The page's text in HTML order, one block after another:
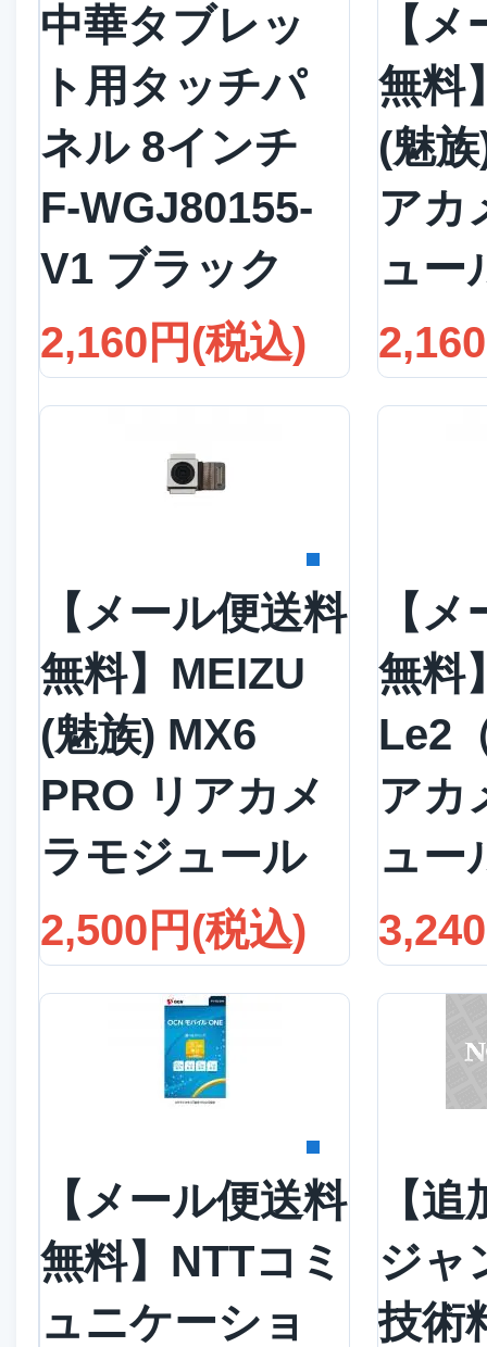
中華タブレッ
ト用タッチパ
ネル 8インチ
F-WGJ80155-
V1 ブラック
2,160円(税込)
【
無料
(魅
アカ
ュー
【メール便送料
無料】MEIZU
(魅族) MX6
PRO リアカメ
ラモジュール
2,500円(税込)
【
無料
Le2
アカ
ュー
【メール便送料
無料】NTTコミ
ュニケーショ
【
ジャ
技術